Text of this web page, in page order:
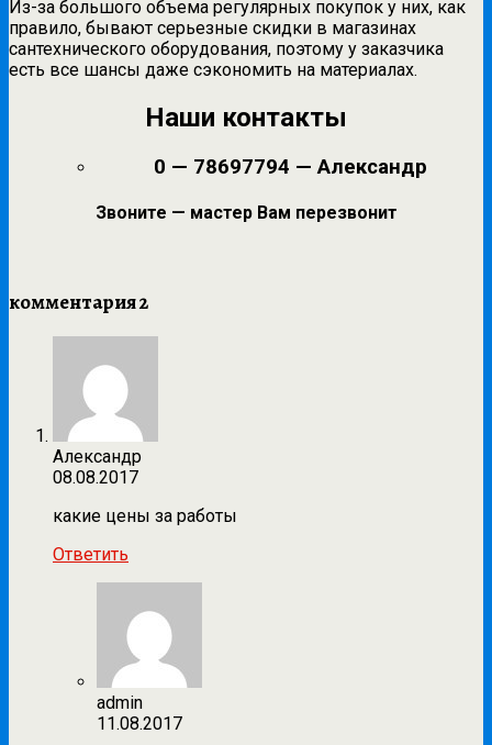
Из-за большого объема регулярных покупок у них, как
правило, бывают серьезные скидки в магазинах
сантехнического оборудования, поэтому у заказчика
есть все шансы даже сэкономить на материалах.
Наши контакты
0 — 78697794 — Александр
Звоните — мастер Вам перезвонит
комментария 2
Александр
08.08.2017
какие цены за работы
Ответить
admin
11.08.2017